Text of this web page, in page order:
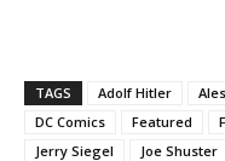
TAGS Adolf Hitler
DC Comics
Featured
Jerry Siegel
Joe Shuster